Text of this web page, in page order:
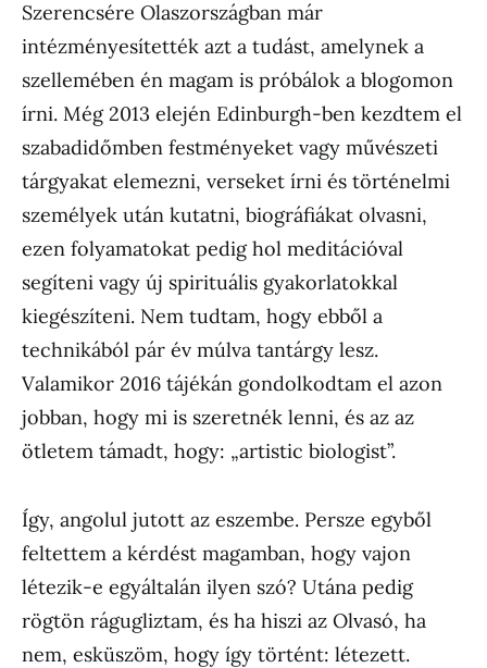
Szerencsére Olaszországban már
intézményesítették azt a tudást, amelynek a
szellemében én magam is próbálok a blogomon
írni. Még 2013 elején Edinburgh-ben kezdtem el
szabadidőmben festményeket vagy művészeti
tárgyakat elemezni, verseket írni és történelmi
személyek után kutatni, biográfiákat olvasni,
ezen folyamatokat pedig hol meditációval
segíteni vagy új spirituális gyakorlatokkal
kiegészíteni. Nem tudtam, hogy ebből a
technikából pár év múlva tantárgy lesz.
Valamikor 2016 tájékán gondolkodtam el azon
jobban, hogy mi is szeretnék lenni, és az az
ötletem támadt, hogy: „artistic biologist”.
Így, angolul jutott az eszembe. Persze egyből
feltettem a kérdést magamban, hogy vajon
létezik-e egyáltalán ilyen szó? Utána pedig
rögtön rágugliztam, és ha hiszi az Olvasó, ha
nem, esküszöm, hogy így történt: létezett.